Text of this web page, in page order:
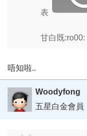
表
甘白既:ro00:
唔知啦..
Woodyfong
五星白金會員